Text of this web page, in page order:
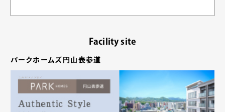
Facility site
パークホームズ円山表参道